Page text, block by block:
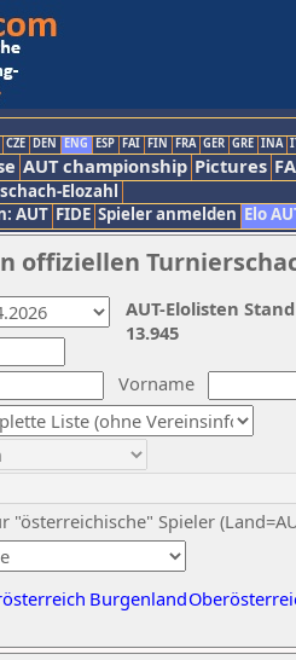
CZE DEN ENG ESP FAI FIN FRA GER GRE INA
AUT championship Pictures
Elozahl
AUT FIDE Spieler anmelden Elo
offiziellen
Vorname
"österreichische" Spieler
Burgenland
AUT-Elolisten
13.945